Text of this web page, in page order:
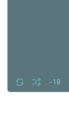
-10